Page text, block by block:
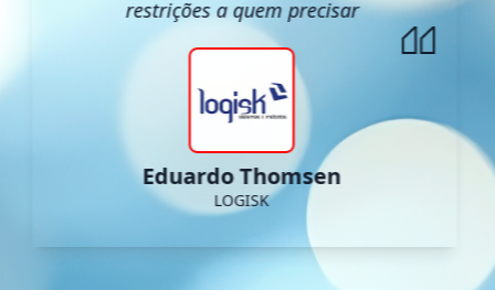
restrições a quem precisar
Eduardo Thomsen
LOGISK